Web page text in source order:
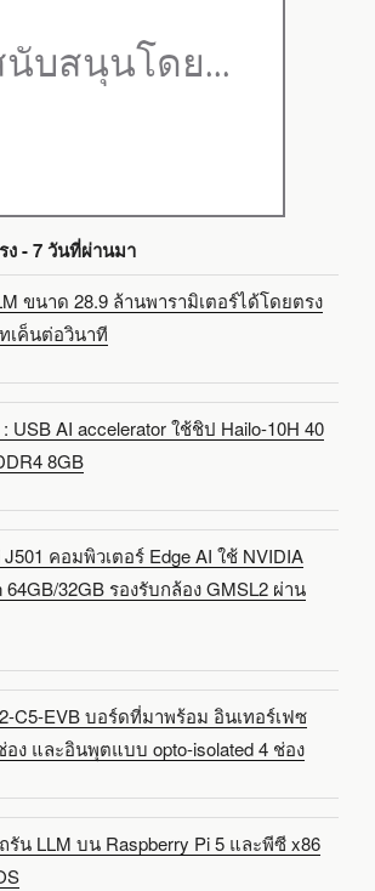
- 7 วันที่ผ่านมา
ขนาด 28.9 ล้านพารามิเตอร์ได้โดยตรง
เค็นต่อวินาที
USB AI accelerator ใช้ชิป Hailo-10H 40
8GB
J501 คอมพิวเตอร์ Edge AI ใช้ NVIDIA
64GB/32GB รองรับกล้อง GMSL2 ผ่าน
C5-EVB บอร์ดที่มาพร้อม อินเทอร์เฟซ
อง และอินพุตแบบ opto-isolated 4 ช่อง
รัน LLM บน Raspberry Pi 5 และพีซี x86